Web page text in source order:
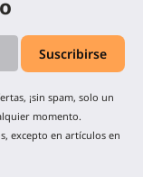
¡sin spam, solo un
momento.
excepto en artículos en